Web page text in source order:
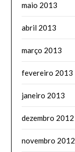
maio 2013
abril 2013
março 2013
fevereiro 2013
janeiro 2013
dezembro 2012
novembro 2012